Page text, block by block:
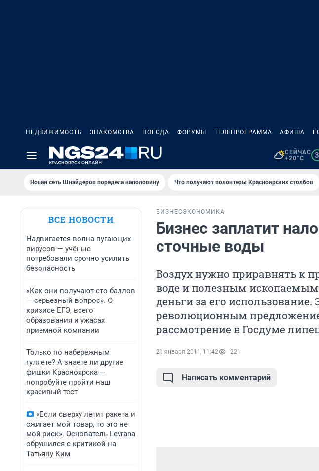
НЕДВИЖИМОСТЬ ЗНАКОМСТВА ПОГОДА ФОРУМЫ ТЕЛЕПРОГРАММА АФИША
СЕЙЧАС
+20°C
3
Новая сеть Шнайдеров поредела наполовину Что получают волонтеры Красноярских столбов
ВСЕ НОВОСТИ
Надвигается волна пугающих
вирусов — учёные
потребовали срочно усилить
безопасность
«Как они получают сто баллов
— серьезный вопрос». О
кризисе ЕГЭ, всего
образования и ужасах
приемной компании
Только по набережным
гуляете? А знаете ли другие
фишки Красноярска —
попробуйте пройти наш
красивый тест
«Если сверху летит ракета и
сжигает мой товар, то это не
мой риск». Основатель Levrana
обрушился с критикой на
Татьяну Ким
БИЗНЕС ЭКОНОМИКА
Бизнес заплатит
сточные воды
Воздух нужно приравнять к
воде и полезным
деньги за его использование.
революционным
рассмотрение в Госдуме
21 января 2011, 11:42 221
Написать комментарий